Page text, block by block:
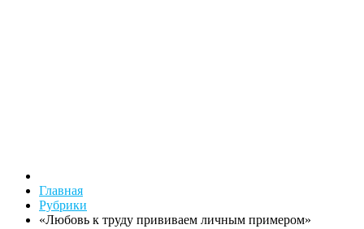
Главная
Рубрики
«Любовь к труду прививаем личным примером»